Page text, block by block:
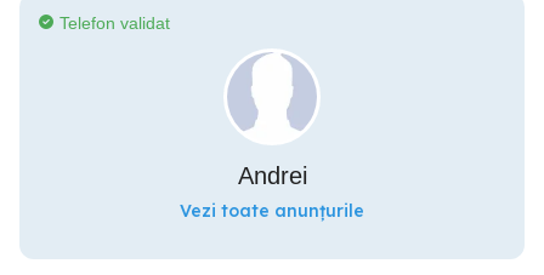
Telefon validat
Andrei
Vezi toate anunțurile